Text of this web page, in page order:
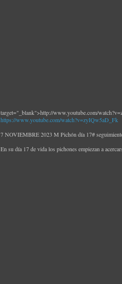
target="_blank">http://www.youtube.com/
https://www.youtube.com/watch?v=zyIQw5aD_Fk
7 NOVIEMBRE 2023 M Pichón día 17#
En su día 17 de vida los pichones empiezan a